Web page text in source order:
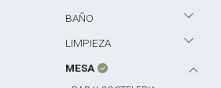
BAÑO
LIMPIEZA
MESA